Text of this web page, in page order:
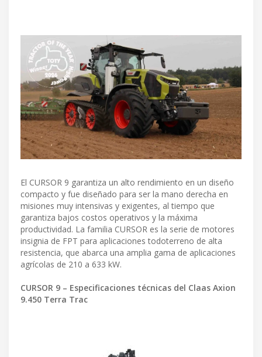
El CURSOR 9 garantiza un alto rendimiento en un diseño
compacto y fue diseñado para ser la mano derecha en
misiones muy intensivas y exigentes, al tiempo que
garantiza bajos costos operativos y la máxima
productividad. La familia CURSOR es la serie de motores
insignia de FPT para aplicaciones todoterreno de alta
resistencia, que abarca una amplia gama de aplicaciones
agrícolas de 210 a 633 kW.
CURSOR 9 – Especificaciones técnicas del Claas Axion
9.450 Terra Trac